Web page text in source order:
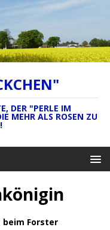
DER "PERLE IM
MEHR ALS ROSEN ZU
Forster